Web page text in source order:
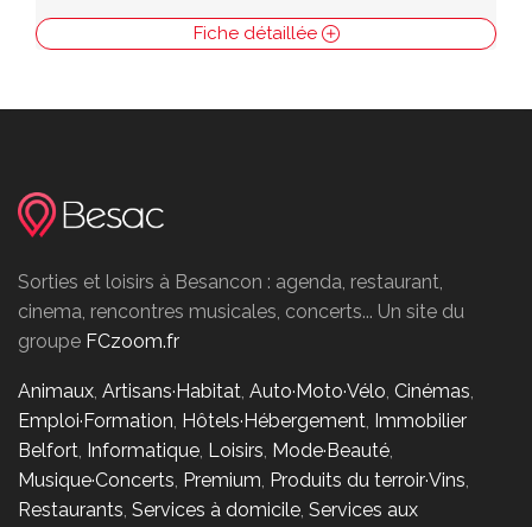
Fiche détaillée
Sorties et loisirs à Besancon : agenda, restaurant,
cinema, rencontres musicales, concerts... Un site du
groupe FCzoom.fr
Animaux, Artisans·Habitat, Auto·Moto·Vélo, Cinémas,
Emploi·Formation, Hôtels·Hébergement, Immobilier
Belfort, Informatique, Loisirs, Mode·Beauté,
Musique·Concerts, Premium, Produits du terroir·Vins,
Restaurants, Services à domicile, Services aux